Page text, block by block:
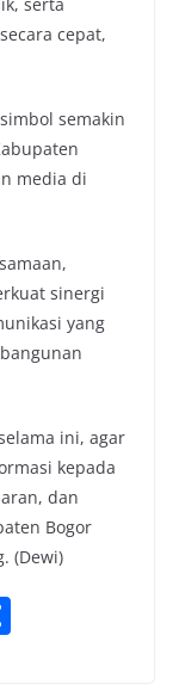
serta
cepat,
semakin
media di
sinergi
yang
ini, agar
kepada
dan
Bogor
(Dewi)